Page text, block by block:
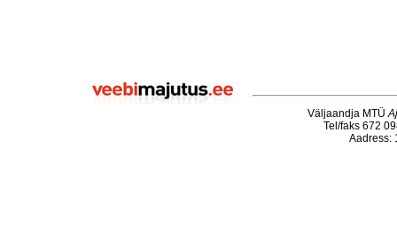
Väljaandja MTÜ
Tel/faks 672
Aadress: